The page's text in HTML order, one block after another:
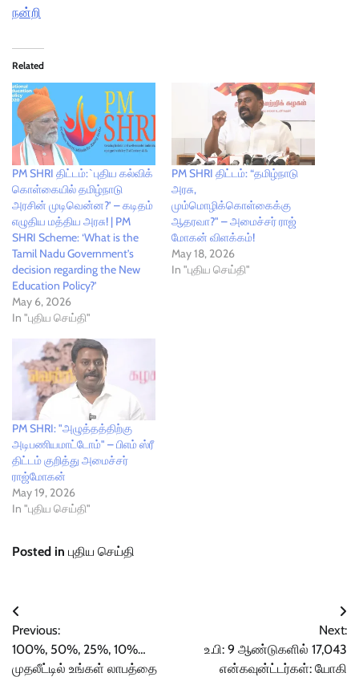
நன்றி
Related
PM SHRI திட்டம்:`புதிய கல்விக்
கொள்கையில் தமிழ்நாடு
அரசின் முடிவென்ன?’ – கடிதம்
எழுதிய மத்திய அரசு! | PM
SHRI Scheme: ‘What is the
Tamil Nadu Government’s
decision regarding the New
Education Policy?’
May 6, 2026
In "புதிய செய்தி"
PM SHRI திட்டம்: “தமிழ்நாடு
அரசு,
மும்மொழிக்கொள்கைக்கு
ஆதரவா?" – அமைச்சர் ராஜ்
மோகன் விளக்கம்!
May 18, 2026
In "புதிய செய்தி"
PM SHRI: "அழுத்தத்திற்கு
அடிபணியமாட்டோம்" – பிஎம் ஸ்ரீ
திட்டம் குறித்து அமைச்சர்
ராஜ்மோகன்
May 19, 2026
In "புதிய செய்தி"
Posted in புதிய செய்தி
Post
navigation
Previous:
100%, 50%, 25%, 10%…
முதலீட்டில் உங்கள் லாபத்தை
Next:
உ.பி: 9 ஆண்டுகளில் 17,043
என்கவுன்ட்டர்கள்: யோகி